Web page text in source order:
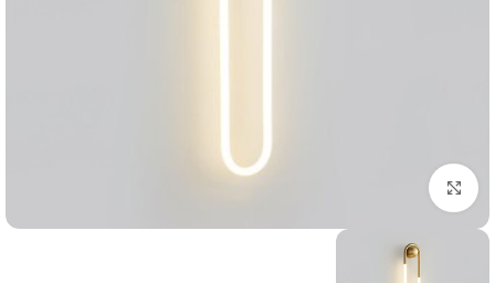
بزرگنمایی تصویر